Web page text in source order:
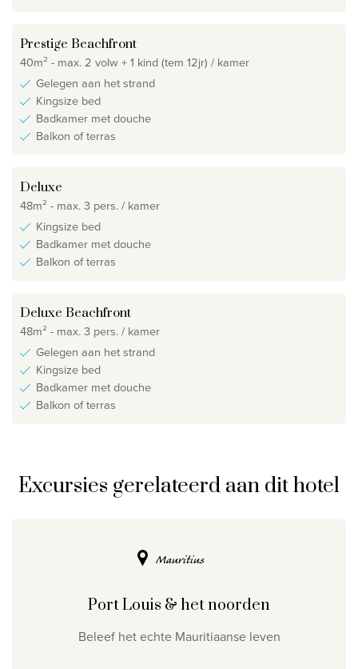
Prestige Beachfront
40m² - max. 2 volw + 1 kind (tem 12jr) / kamer
Gelegen aan het strand
Kingsize bed
Badkamer met douche
Balkon of terras
Deluxe
48m² - max. 3 pers. / kamer
Kingsize bed
Badkamer met douche
Balkon of terras
Deluxe Beachfront
48m² - max. 3 pers. / kamer
Gelegen aan het strand
Kingsize bed
Badkamer met douche
Balkon of terras
Excursies gerelateerd aan dit hotel
Mauritius
Port Louis & het noorden
Beleef het echte Mauritiaanse leven